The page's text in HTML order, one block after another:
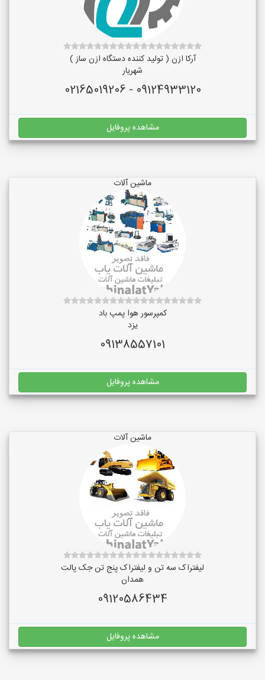
آرکا ازن ( تولید کننده دستگاه ازن ساز )
شهریار
09124933120 - 02165019206
مشاهده پروفایل
ماشین آلات
کمپرسور هوا پمپ باد
یزد
09138557101
مشاهده پروفایل
ماشین آلات
لیفتراک سه تن و لیفتراک پنج تن جک پالت
همدان
09120586434
مشاهده پروفایل